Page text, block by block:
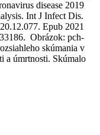
disease 2019
Int J Infect Dis.
Epub 2021
Obrázok: pch-
skúmania v
a úmrtnosti. Skúmalo